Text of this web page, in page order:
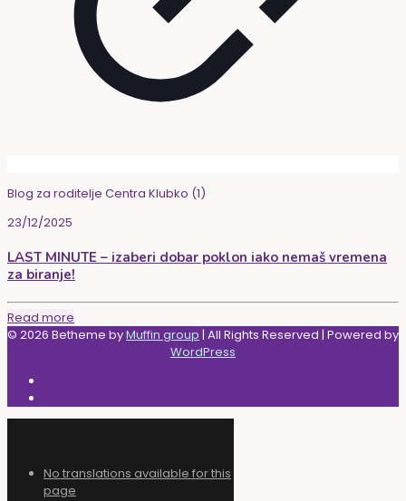
Blog za roditelje Centra Klubko (1)
23/12/2025
LAST MINUTE – izaberi dobar poklon iako nemaš vremena
za biranje!
Read more
© 2026 Betheme byMuffin group | All Rights Reserved | Powered by
WordPress
No translations available for this
page